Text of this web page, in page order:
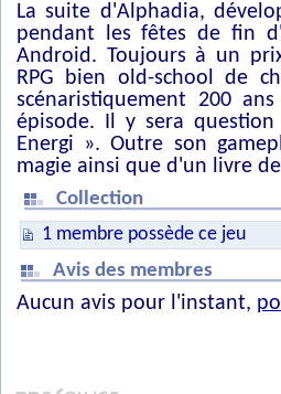
La suite d'Alphadia,
pendant les fêtes de fin
Android. Toujours à un
RPG bien old-school de
scénaristiquement 200
épisode. Il y sera
Energi ». Outre son
magie ainsi que d'un livre
Collection
1 membre possède ce jeu
Avis des membres
Aucun avis pour l'instant,